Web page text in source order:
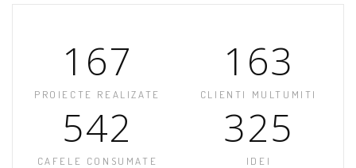
167
PROIECTE REALIZATE
163
CLIENTI MULTUMITI
542
CAFELE CONSUMATE
325
IDEI